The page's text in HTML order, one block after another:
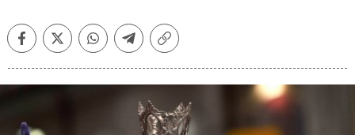
FacebookTwitterWhatsappTelegramCopiar